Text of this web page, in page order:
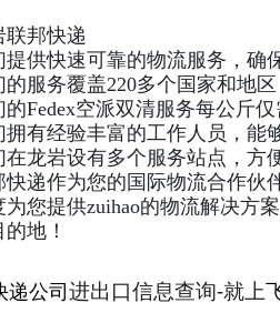
联邦快递
供快速可靠的物流服务，确
服务覆盖220多个国家和地
Fedex空派双清服务每公斤
有经验丰富的工作人员，能
龙岩设有多个服务站点，方
递作为您的国际物流合作伙
您提供zuihao的物流解决方
地！
递公司 进出口信息查询-就上